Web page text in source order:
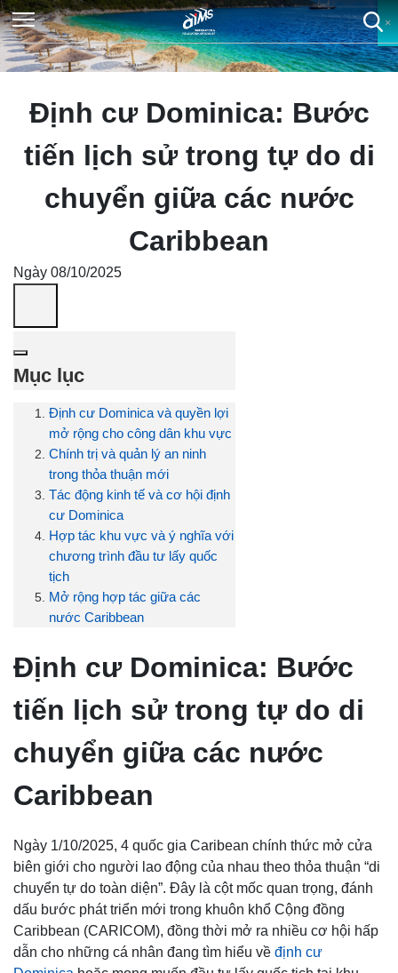
Định cư Dominica: Bước
tiến lịch sử trong tự do di
chuyển giữa các nước
Caribbean
Ngày 08/10/2025
Mục lục
Định cư Dominica và quyền lợi
mở rộng cho công dân khu vực
Chính trị và quản lý an ninh
trong thỏa thuận mới
Tác động kinh tế và cơ hội định
cư Dominica
Hợp tác khu vực và ý nghĩa với
chương trình đầu tư lấy quốc
tịch
Mở rộng hợp tác giữa các
nước Caribbean
Định cư Dominica: Bước
tiến lịch sử trong tự do di
chuyển giữa các nước
Caribbean
Ngày 1/10/2025, 4 quốc gia Caribean chính thức mở cửa
biên giới cho người lao động của nhau theo thỏa thuận “di
chuyển tự do toàn diện”. Đây là cột mốc quan trọng, đánh
dấu bước phát triển mới trong khuôn khổ Cộng đồng
Caribbean (CARICOM), đồng thời mở ra nhiều cơ hội hấp
dẫn cho những cá nhân đang tìm hiểu về định cư
×
×
×
×